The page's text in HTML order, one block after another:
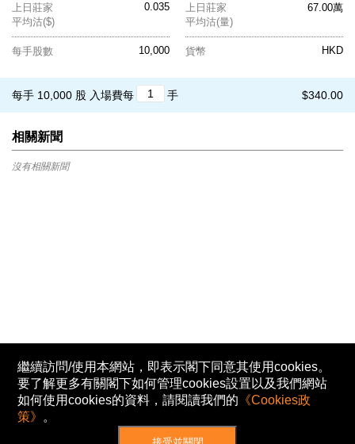
0.035
上日莊家
平均沽($)
67.00萬
上日莊家
平均沽(量)
10,000
每手股數 HKD
貨幣
$340.00
每手 10,000 股 入場費每 手
相關新聞
沒有相關新聞
繼續訪問/使用本網站，即表示閣下同意其使用cookies。
要了解更多有關閣下如何管理cookies設置以及我們網站
如何使用cookies的資料，請閱讀我們的 《Cookies政
策》 。